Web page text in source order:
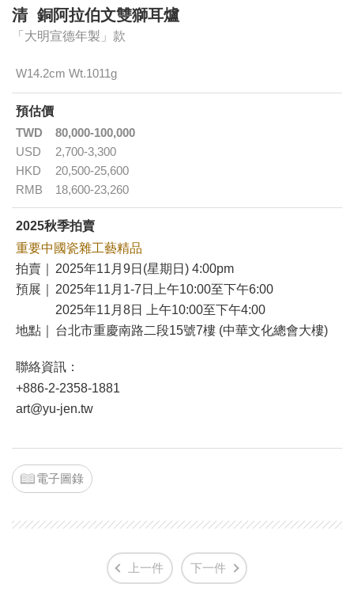
清 銅阿拉伯文雙獅耳爐
「大明宣德年製」款
W14.2cm Wt.1011g
預估價
TWD
80,000-100,000
USD
2,700-3,300
HKD
20,500-25,600
RMB
18,600-23,260
2025秋季拍賣
重要中國瓷雜工藝精品
拍賣｜
2025年11月9日(星期日) 4:00pm
預展｜
2025年11月1-7日上午10:00至下午6:00
2025年11月8日 上午10:00至下午4:00
地點｜
台北市重慶南路二段15號7樓 (中華文化總會大樓)
聯絡資訊：
+886-2-2358-1881
art@yu-jen.tw
電子圖錄
上一件 下一件